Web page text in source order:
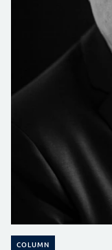
COLUMN